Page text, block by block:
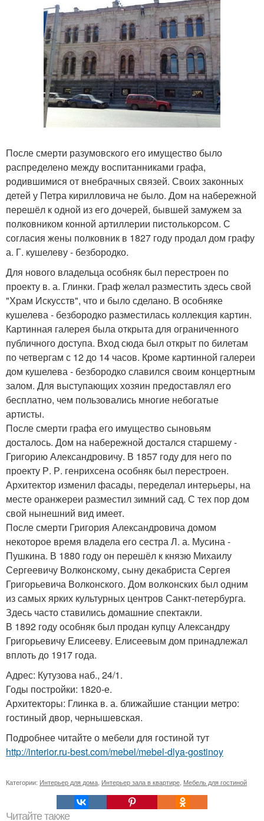
После смерти разумовского его имущество было
распределено между воспитанниками графа,
родившимися от внебрачных связей. Своих законных
детей у Петра кирилловича не было. Дом на набережной
перешёл к одной из его дочерей, бывшей замужем за
полковником конной артиллерии пистолькорсом. С
согласия жены полковник в 1827 году продал дом графу
а. Г. кушелеву - безбородко.
Для нового владельца особняк был перестроен по
проекту в. а. Глинки. Граф желал разместить здесь свой
"Храм Искусств", что и было сделано. В особняке
кушелева - безбородко разместилась коллекция картин.
Картинная галерея была открыта для ограниченного
публичного доступа. Вход сюда был открыт по билетам
по четвергам с 12 до 14 часов. Кроме картинной галереи
дом кушелева - безбородко славился своим концертным
залом. Для выступающих хозяин предоставлял его
бесплатно, чем пользовались многие небогатые
артисты.
После смерти графа его имущество сыновьям
досталось. Дом на набережной достался старшему -
Григорию Александровичу. В 1857 году для него по
проекту Р. Р. генрихсена особняк был перестроен.
Архитектор изменил фасады, переделал интерьеры, на
месте оранжереи разместил зимний сад. С тех пор дом
свой нынешний вид имеет.
После смерти Григория Александровича домом
некоторое время владела его сестра Л. а. Мусина -
Пушкина. В 1880 году он перешёл к князю Михаилу
Сергеевичу Волконскому, сыну декабриста Сергея
Григорьевича Волконского. Дом волконских был одним
из самых ярких культурных центров Санкт-петербурга.
Здесь часто ставились домашние спектакли.
В 1892 году особняк был продан купцу Александру
Григорьевичу Елисееву. Елисеевым дом принадлежал
вплоть до 1917 года.
Адрес: Кутузова наб., 24/1.
Годы постройки: 1820-е.
Архитекторы: Глинка в. а. ближайшие станции метро:
гостиный двор, чернышевская.
Подробнее читайте о мебели для гостиной тут
http://interior.ru-best.com/mebel/mebel-dlya-gostinoy
Категории: Интерьер для дома Интерьер зала в квартире Мебель для гостиной
Читайте также